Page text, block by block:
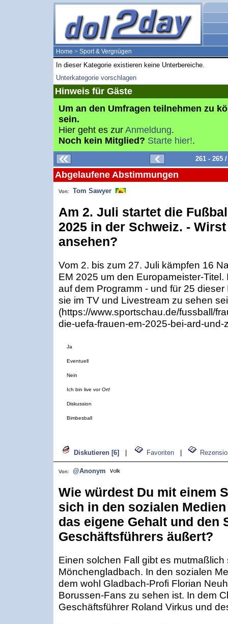
Home > Sport & Vergnügen
In dieser Kategorie existieren keine Unterbereiche.
Unterkategorie vorschlagen
Hinweis für Gäste
Um an den Umfragen teilnehmen zu
sein.
Hier geht es zur Anmeldung.
Noch kein Mitglied? Starte hier!.
261 - 265
Abgelaufene Abstimmungen
Von: Tom Sawyer
Am 2. Juli startet die
2025 in der Schweiz. -
ansehen?
Vom 2. bis zum 27. Juli kämpfen 16
EM 2025 um den Europameister-
auf dem Programm - und für 25
sie im TV und Livestream zu sehen
(https://www.sportschau.de/fussball/
die-uefa-frauen-em-2025-bei-ard-
Ja
Eventuell
Nein
Ich bin live vor Ort!
Diskussion
Bimbesball
Diskutieren [6] Favoriten
Von: @Anonym
Wie würdest Du mit einem
sich in den sozialen
das eigene Gehalt und den
Geschäftsführers äußert?
Einen solchen Fall gibt es
Mönchengladbach. In den sozialen
dem wohl Gladbach-Profi Florian
Borussen-Fans zu sehen ist. In dem
Geschäftsführer Roland Virkus und